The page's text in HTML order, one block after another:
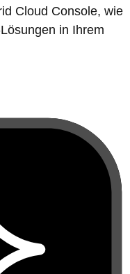
Cloud Console, wie
in Ihrem